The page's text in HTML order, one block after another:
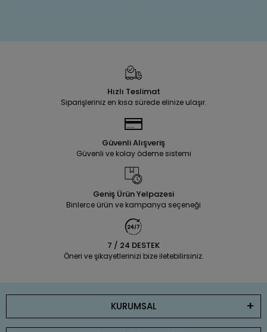
Hızlı Teslimat
Siparişleriniz en kısa sürede elinize ulaşır.
Güvenli Alışveriş
Güvenli ve kolay ödeme sistemi
Geniş Ürün Yelpazesi
Binlerce ürün ve kampanya seçeneği
7 / 24 DESTEK
Öneri ve şikayetlerinizi bize iletebilirsiniz.
KURUMSAL